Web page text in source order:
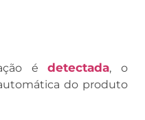
édetectada, o
do produto